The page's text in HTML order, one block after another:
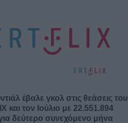
έβαλε γκολ στις θεάσεις του
και τον Ιούλιο με 22.551.894
δεύτερο συνεχόμενο μήνα